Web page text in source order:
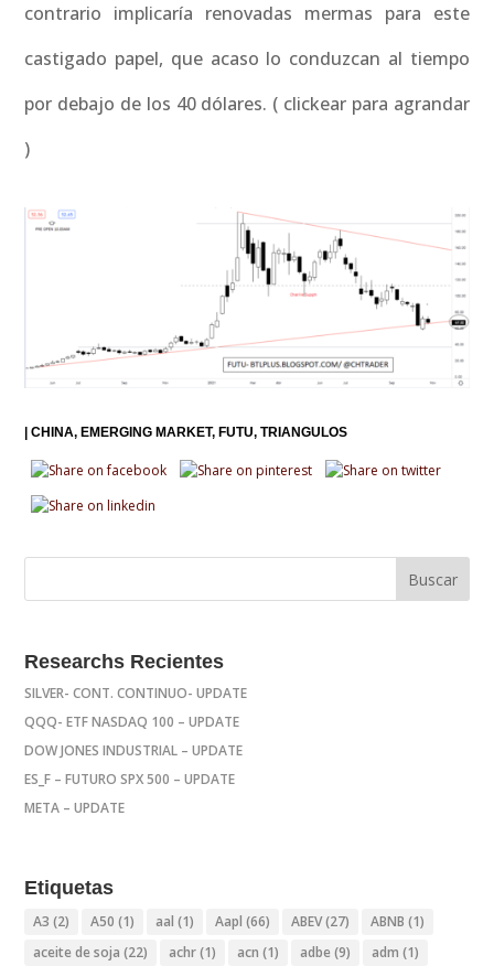
contrario implicaría renovadas mermas para este
castigado papel, que acaso lo conduzcan al tiempo
por debajo de los 40 dólares. ( clickear para agrandar
)
|CHINA EMERGING MARKET FUTU TRIANGULOS
Researchs Recientes
SILVER- CONT. CONTINUO- UPDATE
QQQ- ETF NASDAQ 100 – UPDATE
DOW JONES INDUSTRIAL – UPDATE
ES_F – FUTURO SPX 500 – UPDATE
META – UPDATE
Etiquetas
A3 (2) A50 (1) aal (1) Aapl (66) ABEV(27) ABNB (1)
aceite de soja (22) achr(1) acn (1) adbe (9) adm (1)